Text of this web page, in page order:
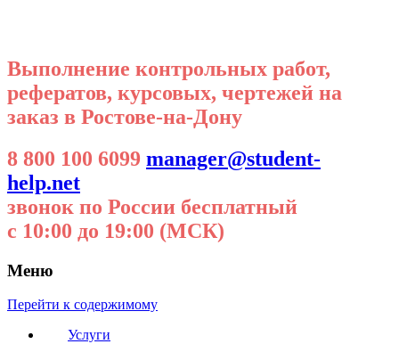
Выполнение контрольных работ,
рефератов, курсовых, чертежей на
заказ в Ростове-на-Дону
8 800 100 6099 manager@student-
help.net
звонок по России бесплатный
с 10:00 до 19:00 (МСК)
Меню
Перейти к содержимому
Услуги